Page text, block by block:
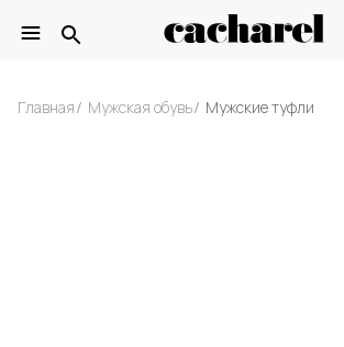
Главная Мужская обувь Мужские туфли